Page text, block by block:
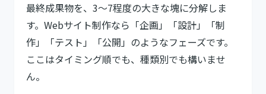
最終成果物を、3〜7程度の大きな塊に分解しま
す。Webサイト制作なら「企画」「設計」「制
作」「テスト」「公開」のようなフェーズです。
ここはタイミング順でも、種類別でも構いませ
ん。